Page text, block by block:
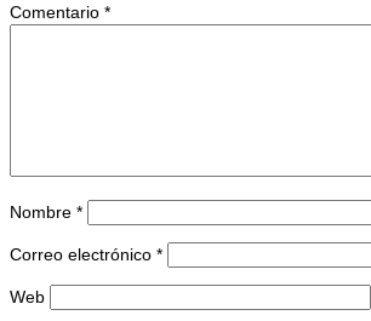
Comentario *
Nombre *
Correo electrónico *
Web